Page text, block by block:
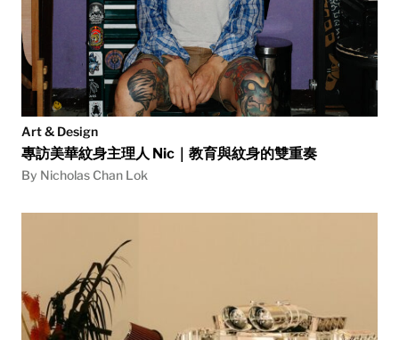
Art & Design
專訪美華紋身主理人 Nic｜教育與紋身的雙重奏
By Nicholas Chan Lok